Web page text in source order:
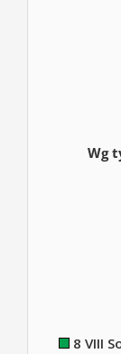
Wg
8 VIII